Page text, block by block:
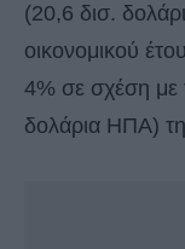
(20,6 δισ.
οικονομικού
4% σε σχέση με
δολάρια ΗΠΑ)